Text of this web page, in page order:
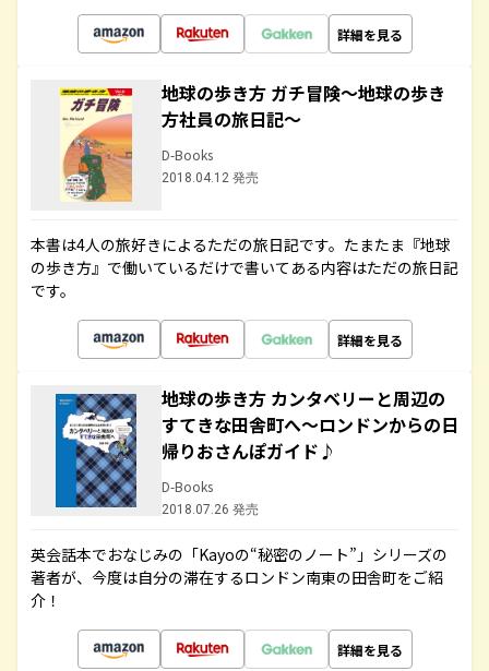
詳細を見る
地球の歩き方 ガチ冒険～地球の歩き
方社員の旅日記～
D-Books
2018.04.12 発売
本書は4人の旅好きによるただの旅日記です。たまたま『地球
の歩き方』で働いているだけで書いてある内容はただの旅日記
です。
詳細を見る
地球の歩き方 カンタベリーと周辺の
すてきな田舎町へ～ロンドンからの日
帰りおさんぽガイド♪
D-Books
2018.07.26 発売
英会話本でおなじみの「Kayoの“秘密のノート”」シリーズの
著者が、今度は自分の滞在するロンドン南東の田舎町をご紹
介！
詳細を見る